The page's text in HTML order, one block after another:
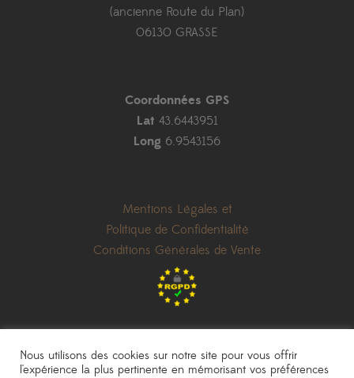
(ancienne Route du Plan)
06130 GRASSE
Coordonnées GPS
Lat 43.6443951
Long 6.9543156
Mentions Légales et
Politique de Confidentialité
Conditions Générales de Vente
Nous utilisons des cookies sur notre site pour vous offrir
l'expérience la plus pertinente en mémorisant vos préférences